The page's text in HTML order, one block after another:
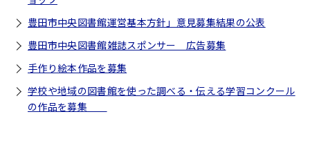
豊田市中央図書館運営基本方針」意見募集結果の公表
豊田市中央図書館雑誌スポンサー 広告募集
手作り絵本作品を募集
学校や地域の図書館を使った調べる・伝える学習コンクール
の作品を募集